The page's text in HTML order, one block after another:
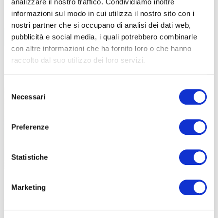
analizzare il nostro traffico. Condividiamo inoltre
informazioni sul modo in cui utilizza il nostro sito con i
nostri partner che si occupano di analisi dei dati web,
pubblicità e social media, i quali potrebbero combinarle
con altre informazioni che ha fornito loro o che hanno
raccolto dal suo utilizzo dei loro servizi.
delNecessari
Preferenze
Statistiche
Marketing
BIKE ECONOMY
PISTA-CICLABILE
LEGGI TUTTI GLI ARTICOLI
ALLE MURA AURELIANE UNA CICLABILE SPECIALE.
ROMA STA CAMBIANDO?
|22-01-2026
QUANDO
ERRORI